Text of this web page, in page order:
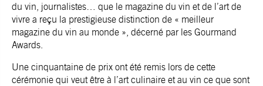
du vin, journalistes… que le magazine du vin et de l’art de
vivre a reçu la prestigieuse distinction de « meilleur
magazine du vin au monde », décerné par les Gourmand
Awards.
Une cinquantaine de prix ont été remis lors de cette
cérémonie qui veut être à l’art culinaire et au vin ce que sont